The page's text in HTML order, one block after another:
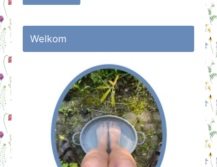
Welkom